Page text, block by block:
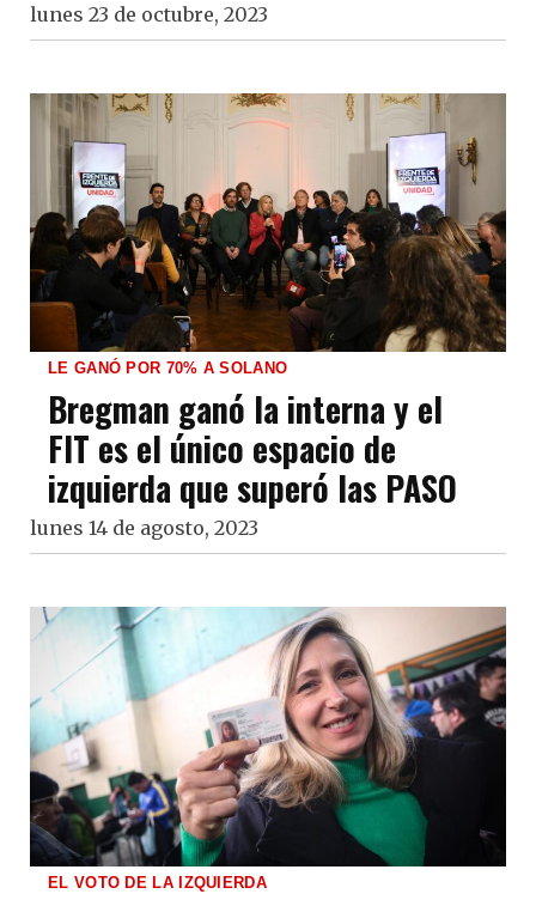
lunes 23 de octubre, 2023
LE GANÓ POR 70% A SOLANO
Bregman ganó la interna y el
FIT es el único espacio de
izquierda que superó las PASO
lunes 14 de agosto, 2023
EL VOTO DE LA IZQUIERDA